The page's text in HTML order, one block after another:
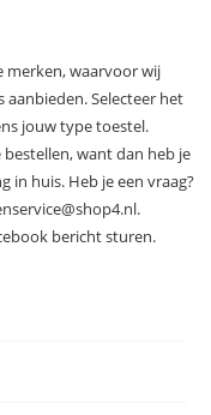
merken, waarvoor wij
Selecteer het
jouw type toestel.
want dan heb je
in huis. Heb je een vraag?
bericht sturen.